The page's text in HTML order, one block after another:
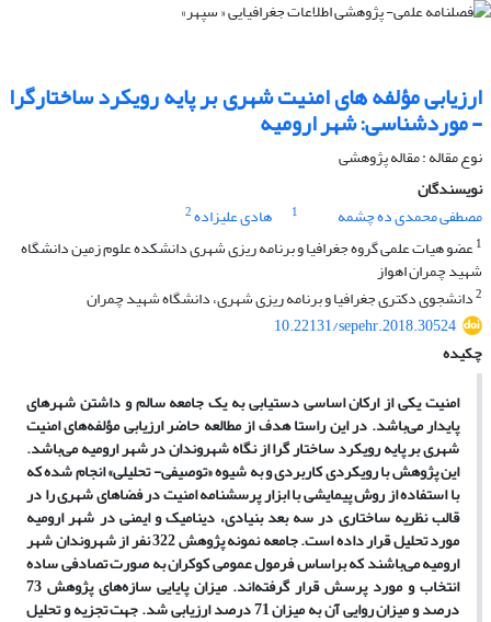
ارزیابی مؤلفه های امنیت شهری بر پایه رویکرد ساختارگرا
- موردشناسی: شهر ارومیه
نوع مقاله : مقاله پژوهشی
نویسندگان
مصطفی محمدی ده چشمه
1 هادی علیزاده2
1عضو هیات علمی گروه جغرافیا و برنامه ریزی شهری دانشکده علوم زمین دانشگاه
شهید چمران اهواز
2دانشجوی دکتری جغرافیا و برنامه ریزی شهری، دانشگاه شهید چمران
10.22131/sepehr.2018.30524
چکیده
امنیت یکی از ارکان اساسی دستیابی به یک جامعه سالم و داشتن شهرهای
پایدار می‌باشد. در این راستا هدف از مطالعه حاضر ارزیابی مؤلفه‌های امنیت
شهری بر پایه رویکرد ساختار گرا از نگاه شهروندان در شهر ارومیه می‌باشد.
این پژوهش با رویکردی کاربردی و به شیوه «توصیفی- تحلیلی» انجام شده که
با استفاده از روش پیمایشی با ابزار پرسشنامه امنیت در فضاهای شهری را در
قالب نظریه ساختاری در سه بعد بنیادی، دینامیک و ایمنی در شهر ارومیه
مورد تحلیل قرار داده است. جامعه نمونه پژوهش 322 نفر از شهروندان شهر
ارومیه می‌باشند که براساس فرمول عمومی کوکران به صورت تصادفی ساده
انتخاب و مورد پرسش قرار گرفته‌اند. میزان پایایی سازه‌های پژوهش 73
درصد و میزان روایی آن به میزان 71 درصد ارزیابی شد. جهت تجزیه و تحلیل